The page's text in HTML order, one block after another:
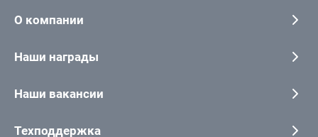
О компании
Наши награды
Наши вакансии
Техподдержка